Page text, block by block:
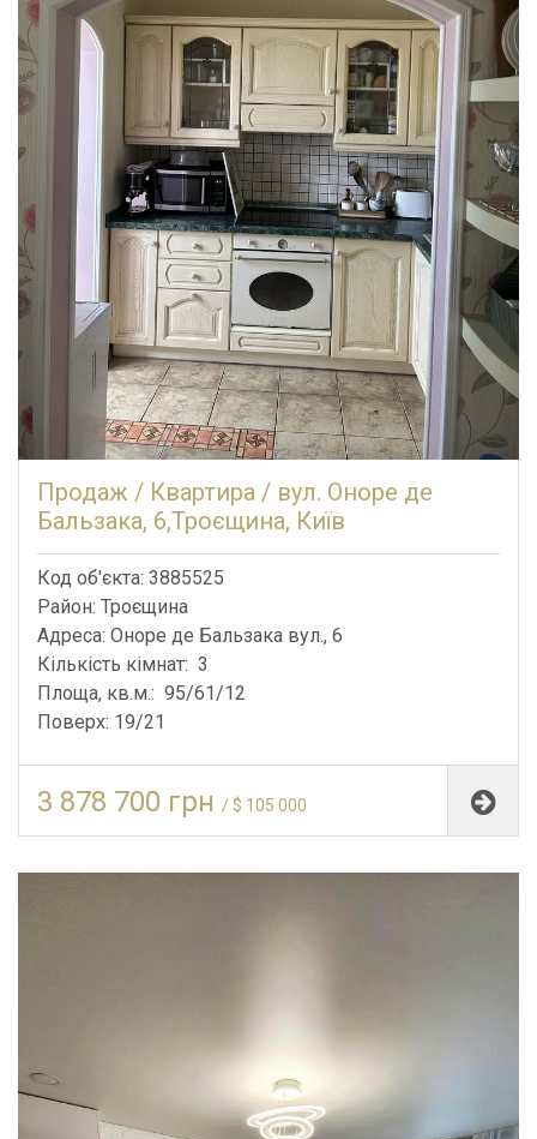
Продаж / Квартира / вул. Оноре де
Бальзака, 6,Троєщина, Київ
Код об'єкта: 3885525
Район: Троєщина
Адреса: Оноре де Бальзака вул., 6
Кількість кімнат: 3
Площа, кв.м.: 95/61/12
Поверх: 19/21
3 878 700 грн / $ 105 000